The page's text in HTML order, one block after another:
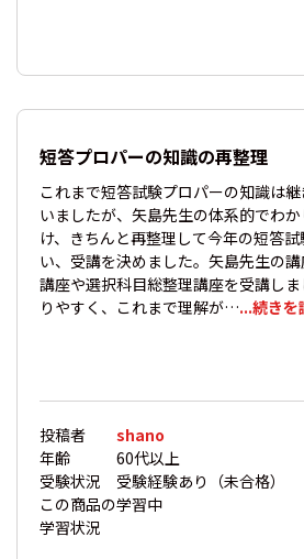
短答プロパーの知識の再整理
これまで短答試験プロパーの知識は
いましたが、矢島先生の体系的でわ
け、きちんと再整理して今年の短答
い、受講を決めました。矢島先生の
講座や選択科目総整理講座を受講し
りやすく、これまで理解が…...続きを
投稿者
shano
年齢
60代以上
受験状況
受験経験あり（未合格）
この商品の
学習状況
学習中